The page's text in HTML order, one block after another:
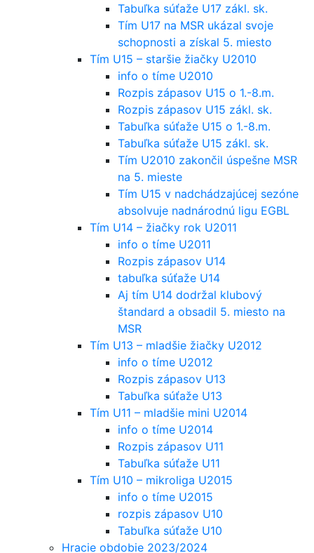
Tabuľka súťaže U17 zákl. sk.
Tím U17 na MSR ukázal svoje
schopnosti a získal 5. miesto
Tím U15 – staršie žiačky U2010
info o tíme U2010
Rozpis zápasov U15 o 1.-8.m.
Rozpis zápasov U15 zákl. sk.
Tabuľka súťaže U15 o 1.-8.m.
Tabuľka súťaže U15 zákl. sk.
Tím U2010 zakončil úspešne MSR
na 5. mieste
Tím U15 v nadchádzajúcej sezóne
absolvuje nadnárodnú ligu EGBL
Tím U14 – žiačky rok U2011
info o tíme U2011
Rozpis zápasov U14
tabuľka súťaže U14
Aj tím U14 dodržal klubový
štandard a obsadil 5. miesto na
MSR
Tím U13 – mladšie žiačky U2012
info o tíme U2012
Rozpis zápasov U13
Tabuľka súťaže U13
Tím U11 – mladšie mini U2014
info o tíme U2014
Rozpis zápasov U11
Tabuľka súťaže U11
Tím U10 – mikroliga U2015
info o tíme U2015
rozpis zápasov U10
Tabuľka súťaže U10
Hracie obdobie 2023/2024